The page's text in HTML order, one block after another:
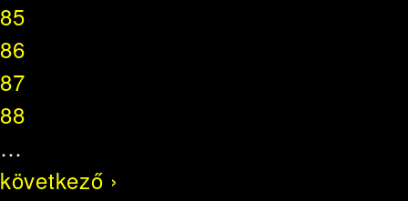
85
86
87
88
…
következő ›